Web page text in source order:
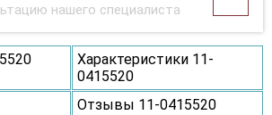
нашего специалиста
Характеристики 11-
0415520
Отзывы 11-0415520